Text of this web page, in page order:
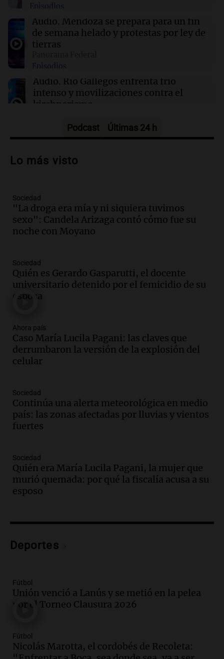
viernes 7 de agosto
00:11 Clima
Clima en Rosario: cómo estará el tiempo este
Episodios
Audio. Mendoza se prepara para un fin
de semana helado y protestas por ley de
tierras
Episodios
Audio. Río Gallegos enfrenta frío
intenso y movilizaciones contra el
kirchnerismo
Audio.Debate en el Senado sobre
la soberanía digital en Argentina
Audio.
Mendoza se prepara para un fin
de semana helado y ciudadanos
marchan contra reforma de tierras
Panorama Federal
Audio.
El "Mono" de Kapanga
adelantó su show en Rosario.
Viva la Radio Rosario
Episodios
en suspenso a hombre por simular robo
de recaudación en San Luis
Panorama Federal
Episodios
ayuda por problemas de fertilidad y la
ostentación de millonarios
Amamos Argentina
Episodios
avanza con testimonios clave sobre el
accidente en Villa Dolores
Panorama Federal
Episodios
tributo todos los jueves
Episodios
sea, va a ser lindo”
La Cadena del Gol
Episodios
en ludopatía: “Tener el casino en la
mano es muy peligroso”
La Argentina, hoy
Podcast Últimas 24 h
Lo más visto
Sociedad
"La droga era mía y ni siquiera tuvimos
sexo": Candela Arizaga contó cómo fue su
noche con Moyano
Sociedad
Quién es Gerardo Gasparutti, el docente
universitario detenido por el femicidio de su
esposa
Ahora país
Caso María Lucila Pagani: las claves que
derrumbaron la versión de la explosión del
celular
Sociedad
Continúa una alerta meteorológica en medio
país: las zonas afectadas por lluvias y vientos
fuertes
Sociedad
Quién era María Lucila Pagani, la mujer que
murió quemada: por qué la fiscalía acusa a su
esposo
Deportes
Fútbol
Unión venció a Lanús y se metió en la pelea
por el Torneo Clausura 2026
Fútbol
Nicolás Marotta, el cordobés de Recoleta: